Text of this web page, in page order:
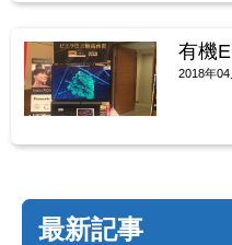
有機
2018年04
最新記事